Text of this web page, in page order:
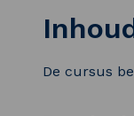
De cursus